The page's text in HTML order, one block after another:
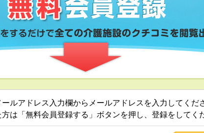
ルアドレス入力欄からメールアドレスを入力してくだ
は「無料会員登録する」ボタンを押し、登録をしてく